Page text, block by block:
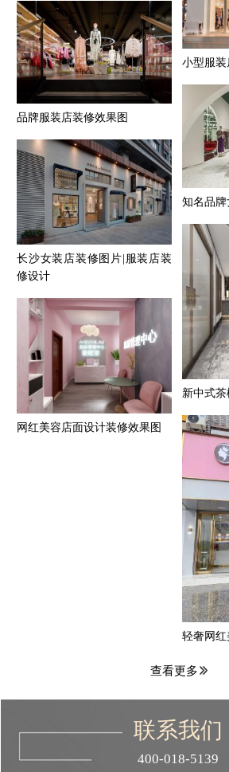
小型服
品牌服装店装修效果图
知名品
长沙女装店装修图片|服装店装
修设计
新中式茶
网红美容店面设计装修效果图
轻奢网
查看更多
联系我们
400-018-5139